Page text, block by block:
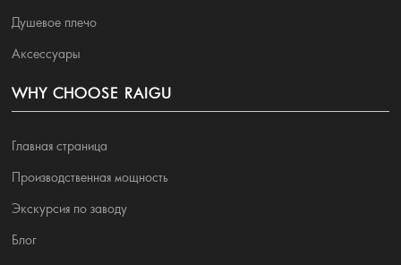
Душевое плечо
Аксессуары
WHY CHOOSE RAIGU
Главная страница
Производственная мощность
Экскурсия по заводу
Блог